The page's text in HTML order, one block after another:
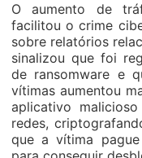
O aumento de
facilitou o crime
sobre relatórios
sinalizou que foi
de ransomware e
vítimas aumentou
aplicativo
redes,
que a vítima